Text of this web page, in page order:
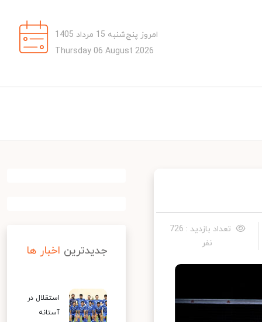
امروز پنج‌شنبه 15 مرداد 1405
Thursday 06 August 2026
تعداد بازدید : 726
نفر
جدیدترین اخبار ها
استقلال در
آستانه